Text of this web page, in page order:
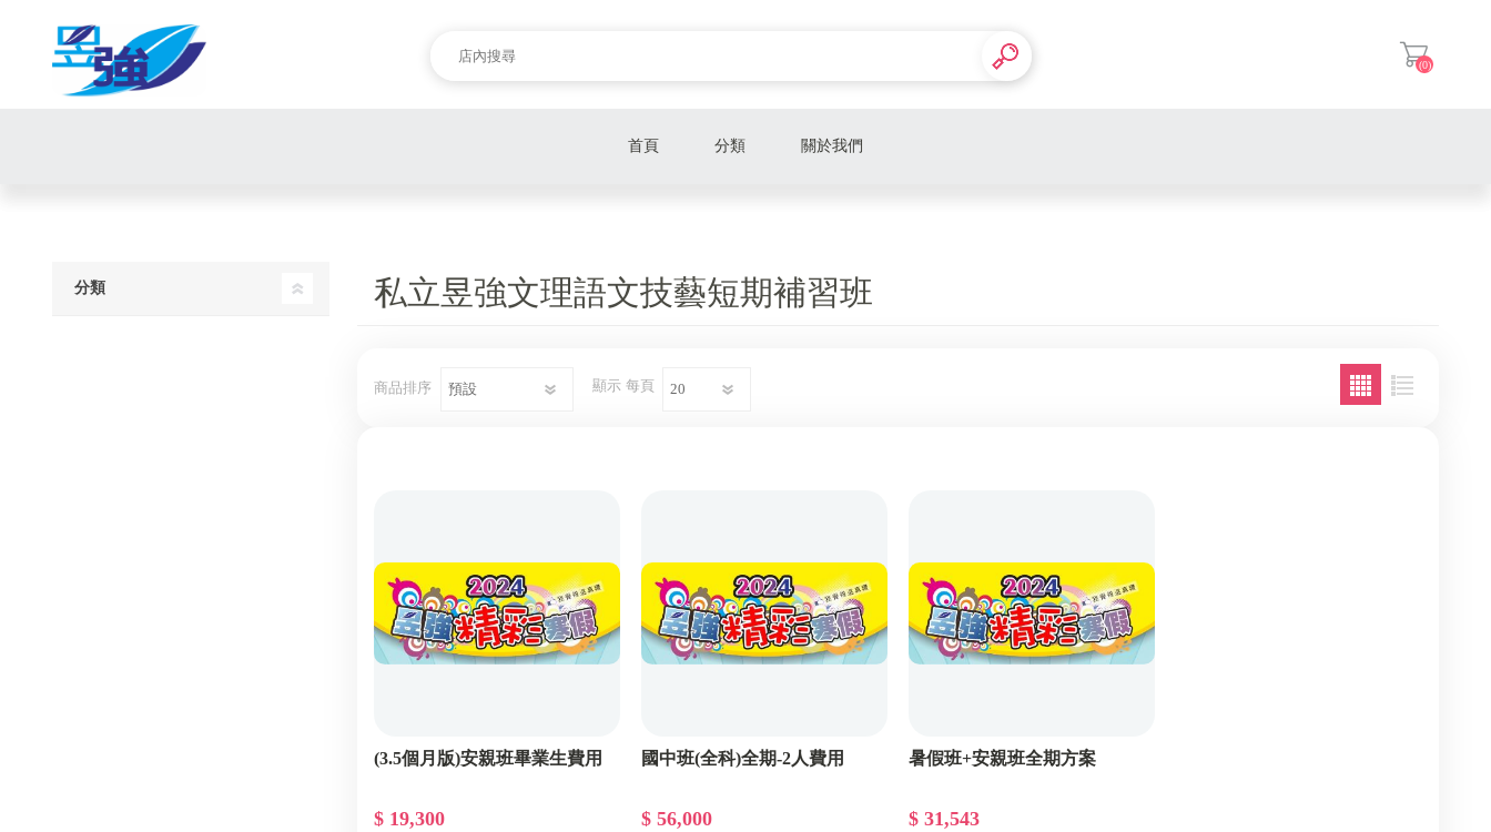
(0)
首頁 分類 關於我們
私立昱強文理語文技藝短期補習班
商品排序 顯示 每頁
(3.5個月版)安親班畢業生費用
$ 19,300
國中班(全科)全期-2人費用
$ 56,000
暑假班+安親班全期方案
$ 31,543
分類